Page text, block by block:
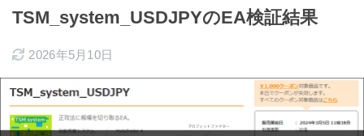
TSM_system_USDJPYのEA検証結果
2026年5月10日